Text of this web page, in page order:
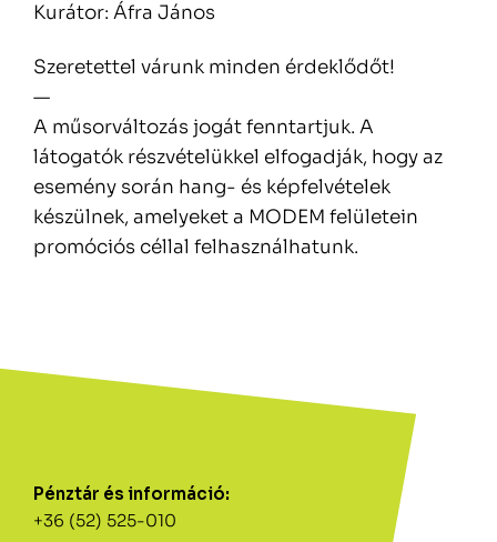
Pénztár és információ:
+36 (52) 525-010
Kurátor: Áfra János
Szeretettel várunk minden érdeklődőt!
—
A műsorváltozás jogát fenntartjuk. A
látogatók részvételükkel elfogadják, hogy az
esemény során hang- és képfelvételek
készülnek, amelyeket a MODEM felületein
promóciós céllal felhasználhatunk.